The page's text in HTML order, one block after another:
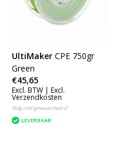
UltiMaker CPE 750gr
Green
€45,65
Excl. BTW | Excl.
Verzendkosten
Nog niet gewaardeerd
LEVERBAAR